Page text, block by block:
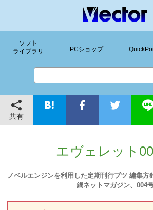
ソフト
ライブラリ
PCショップ
共有
エヴェレット
ノベルエンジンを利用した定期刊行ブツ 編集方
鍋ネットマガジン、004